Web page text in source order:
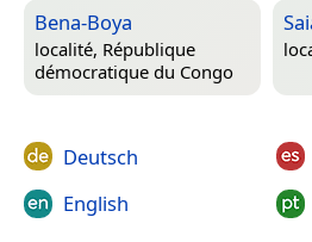
Bena-Boya
localité, République
démocratique du Congo
Deutsch
English